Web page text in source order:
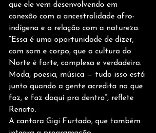
que ele vem desenvolvendo em
conexão com a ancestralidade afro-
indígena e a relação com a natureza.
“Essa é uma oportunidade de dizer,
com som e corpo, que a cultura do
Norte é forte, complexa e verdadeira.
Moda, poesia, música — tudo isso está
junto quando a gente acredita no que
faz, e faz daqui pra dentro”, reflete
Renato.
A cantora Gigi Furtado, que também